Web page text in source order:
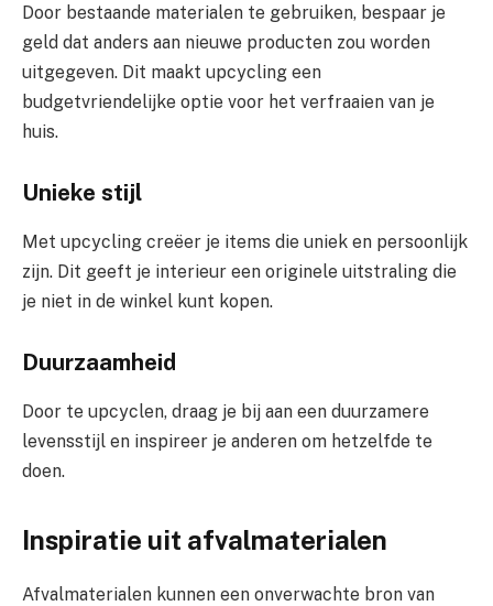
Door bestaande materialen te gebruiken, bespaar je
geld dat anders aan nieuwe producten zou worden
uitgegeven. Dit maakt upcycling een
budgetvriendelijke optie voor het verfraaien van je
huis.
Unieke stijl
Met upcycling creëer je items die uniek en persoonlijk
zijn. Dit geeft je interieur een originele uitstraling die
je niet in de winkel kunt kopen.
Duurzaamheid
Door te upcyclen, draag je bij aan een duurzamere
levensstijl en inspireer je anderen om hetzelfde te
doen.
Inspiratie uit afvalmaterialen
Afvalmaterialen kunnen een onverwachte bron van